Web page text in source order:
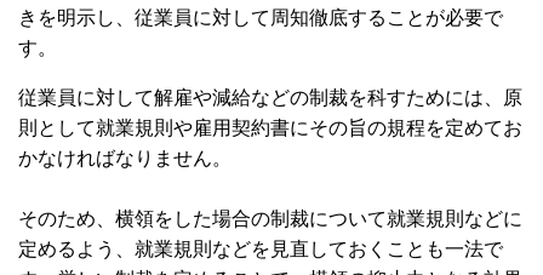
きを明示し、従業員に対して周知徹底することが必要で
す。
従業員に対して解雇や減給などの制裁を科すためには、原
則として就業規則や雇用契約書にその旨の規程を定めてお
かなければなりません。
そのため、横領をした場合の制裁について就業規則などに
定めるよう、就業規則などを見直しておくことも一法で